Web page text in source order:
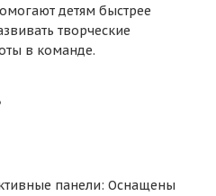
детям быстрее
творческие
в команде.
панели: Оснащены